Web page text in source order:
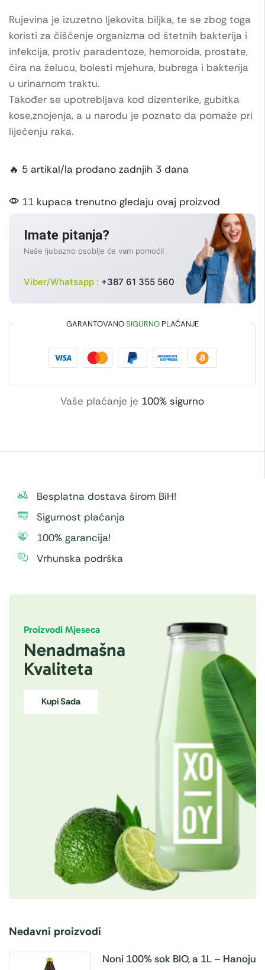
Rujevina je izuzetno ljekovita biljka, te se zbog toga
koristi za čišćenje organizma od štetnih bakterija i
infekcija, protiv paradentoze, hemoroida, prostate,
čira na želucu, bolesti mjehura, bubrega i bakterija
u urinarnom traktu.
Također se upotrebljava kod dizenterike, gubitka
kose,znojenja, a u narodu je poznato da pomaže pri
liječenju raka.
🔥 5 artikal/la prodano zadnjih 3 dana
11 kupaca trenutno gledaju ovaj proizvod
Imate pitanja?
Naše ljubazno osoblje će vam pomoći!
Viber/Whatsapp : +387 61 355 560
GARANTOVANOSIGURNOPLAĆANJE
Vaše plaćanje je 100% sigurno
Besplatna dostava širom BiH!
Sigurnost plaćanja
100% garancija!
Vrhunska podrška
Proizvodi Mjeseca
Nenadmašna
Kvaliteta
Kupi Sada
Nedavni proizvodi
Noni 100% sok BIO, a 1L – Hanoju